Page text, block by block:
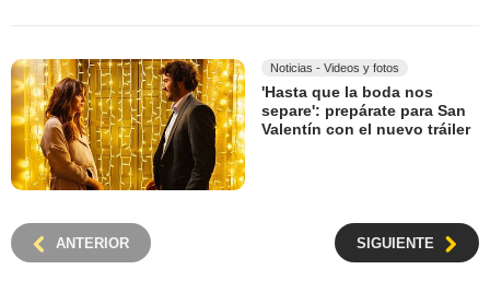
Noticias - Videos y fotos
'Hasta que la boda nos
separe': prepárate para San
Valentín con el nuevo tráiler
ANTERIOR SIGUIENTE